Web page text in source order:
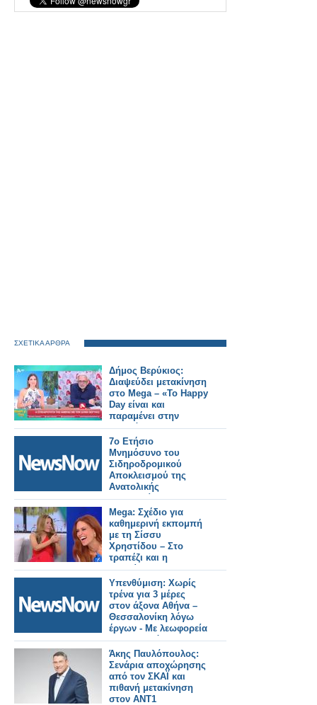
ΣΧΕΤΙΚΑ ΑΡΘΡΑ
Δήμος Βερύκιος:
Διαψεύδει μετακίνηση
στο Mega – «Το Happy
Day είναι και
παραμένει στην
καρδιά μου»
7ο Ετήσιο
Μνημόσυνο του
Σιδηροδρομικού
Αποκλεισμού της
Ανατολικής
Μακεδονίας και
Θράκης.
Mega: Σχέδιο για
καθημερινή εκπομπή
με τη Σίσσυ
Χρηστίδου – Στο
τραπέζι και η
μετακίνηση της
Αναστασίας Γιάμαλη
Υπενθύμιση: Χωρίς
τρένα για 3 μέρες
στον άξονα Αθήνα –
Θεσσαλονίκη λόγω
έργων - Με λεωφορεία
τα δρομολόγια.
Άκης Παυλόπουλος:
Σενάρια αποχώρησης
από τον ΣΚΑΪ και
πιθανή μετακίνηση
στον ΑΝΤ1